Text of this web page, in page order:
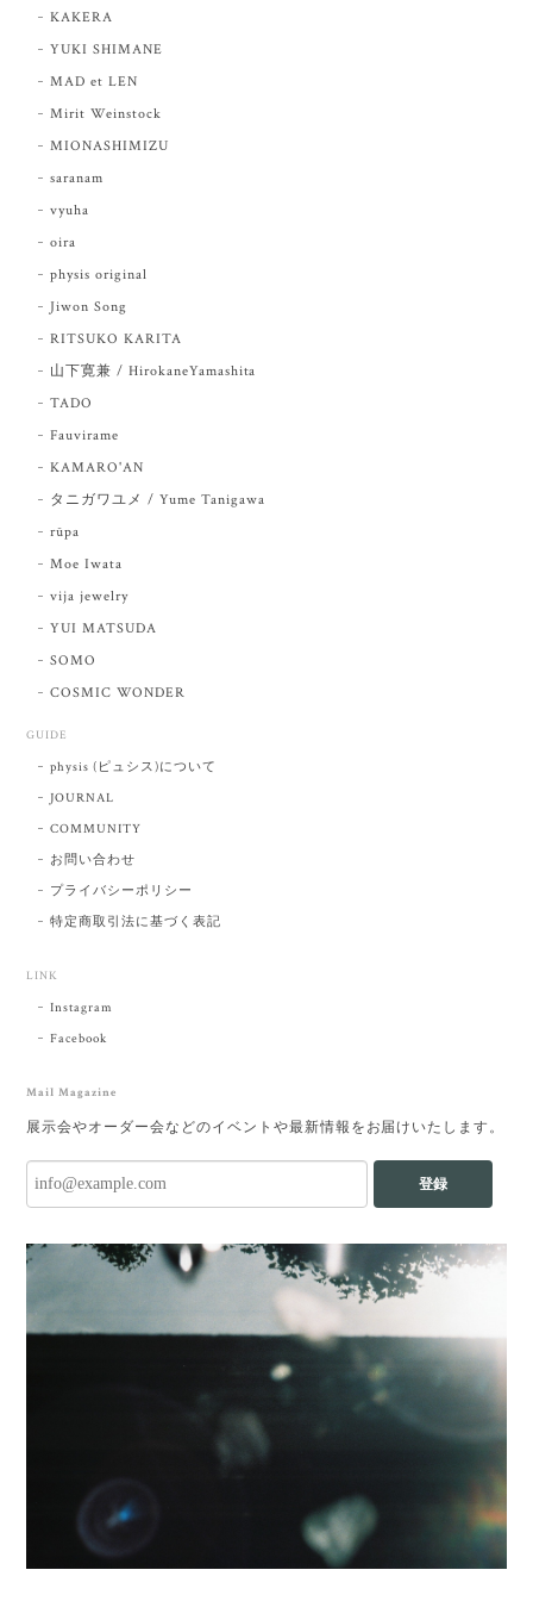
KAKERA
YUKI SHIMANE
MAD et LEN
Mirit Weinstock
MIONASHIMIZU
saranam
vyuha
oira
physis original
Jiwon Song
RITSUKO KARITA
山下寛兼 / HirokaneYamashita
TADO
Fauvirame
KAMARO'AN
タニガワユメ / Yume Tanigawa
rūpa
Moe Iwata
vija jewelry
YUI MATSUDA
SOMO
COSMIC WONDER
GUIDE
physis (ピュシス)について
JOURNAL
COMMUNITY
お問い合わせ
プライバシーポリシー
特定商取引法に基づく表記
LINK
Instagram
Facebook
Mail Magazine
展示会やオーダー会などのイベントや最新情報をお届けいたします。
登録